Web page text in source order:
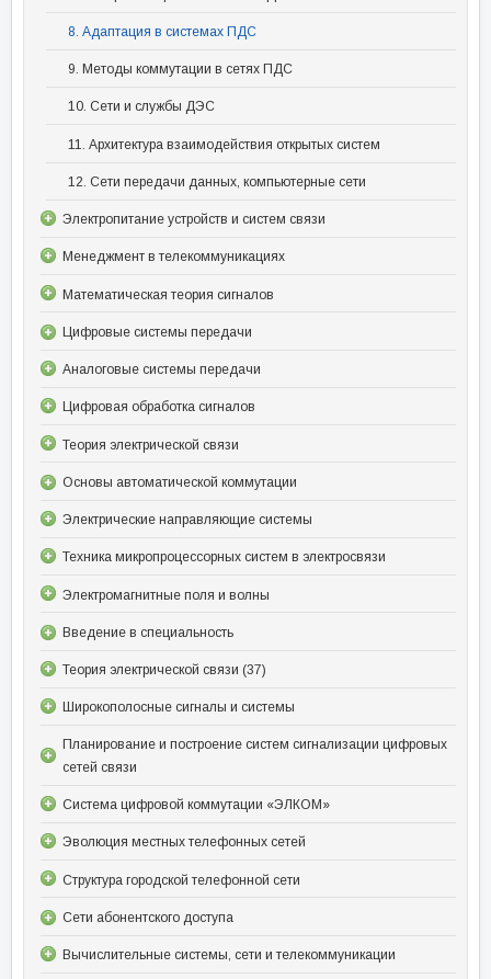
8. Адаптация в системах ПДС
9. Методы коммутации в сетях ПДС
10. Сети и службы ДЭС
11. Архитектура взаимодействия открытых систем
12. Сети передачи данных, компьютерные сети
Электропитание устройств и систем связи
Менеджмент в телекоммуникациях
Математическая теория сигналов
Цифровые системы передачи
Аналоговые системы передачи
Цифровая обработка сигналов
Теория электрической связи
Основы автоматической коммутации
Электрические направляющие системы
Техника микропроцессорных систем в электросвязи
Электромагнитные поля и волны
Введение в специальность
Теория электрической связи (37)
Широкополосные сигналы и системы
Планирование и построение систем сигнализации цифровых
сетей связи
Система цифровой коммутации «ЭЛКОМ»
Эволюция местных телефонных сетей
Структура городской телефонной сети
Сети абонентского доступа
Вычислительные системы, сети и телекоммуникации